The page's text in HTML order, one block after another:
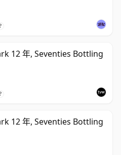
12 年, Seventies Bottling
12 年, Seventies Bottling